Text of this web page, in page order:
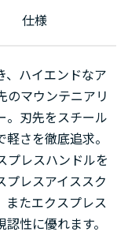
仕様
、ハイエンドなア
のマウンテニアリ
。刃先をスチール
さを徹底追求。
プレスハンドルを
プレスアイススク
またエクスプレス
性に優れます。